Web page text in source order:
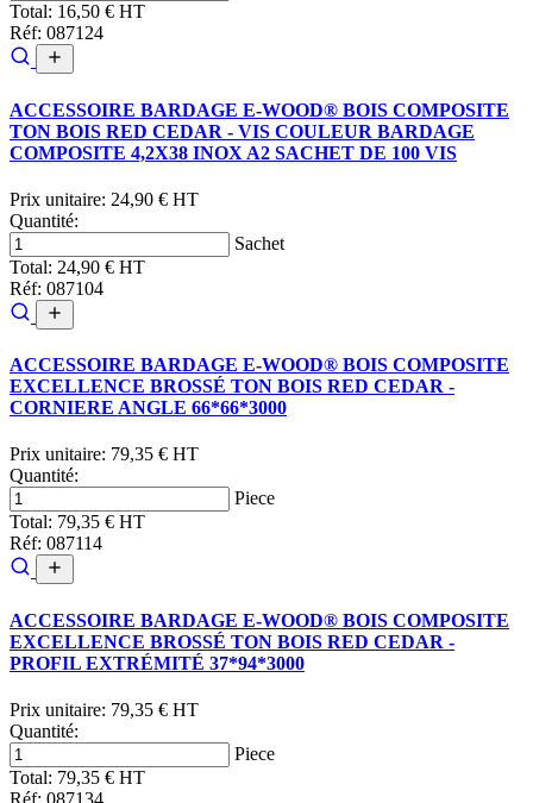
Total: 16,50 € HT
Réf: 087124
ACCESSOIRE BARDAGE E-WOOD® BOIS COMPOSITE
TON BOIS RED CEDAR - VIS COULEUR BARDAGE
COMPOSITE 4,2X38 INOX A2 SACHET DE 100 VIS
Prix unitaire: 24,90 € HT
Quantité:
Sachet
Total: 24,90 € HT
Réf: 087104
ACCESSOIRE BARDAGE E-WOOD® BOIS COMPOSITE
EXCELLENCE BROSSÉ TON BOIS RED CEDAR -
CORNIERE ANGLE 66*66*3000
Prix unitaire: 79,35 € HT
Quantité:
Piece
Total: 79,35 € HT
Réf: 087114
ACCESSOIRE BARDAGE E-WOOD® BOIS COMPOSITE
EXCELLENCE BROSSÉ TON BOIS RED CEDAR -
PROFIL EXTRÉMITÉ 37*94*3000
Prix unitaire: 79,35 € HT
Quantité:
Piece
Total: 79,35 € HT
Réf: 087134